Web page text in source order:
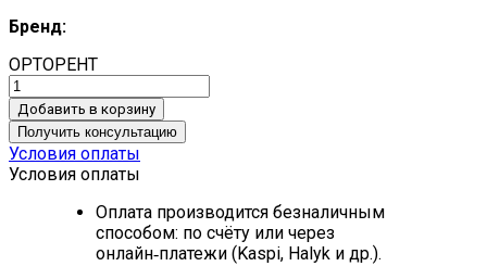
Бренд:
ОРТОРЕНТ
Добавить в корзину
Получить консультацию
Условия оплаты
Условия оплаты
Оплата производится безналичным
способом: по счёту или через
онлайн‑платежи (Kaspi, Halyk и др.).